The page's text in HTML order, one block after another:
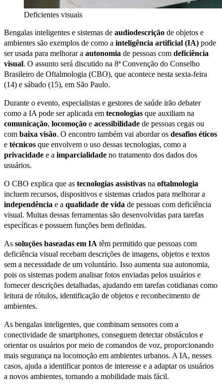
Deficientes visuais
Bengalas inteligentes e sistemas de audiodescrição de objetos e
ambientes são exemplos de como a inteligência artificial (IA) pode
ser usada para melhorar a autonomia de pessoas com deficiência
visual. O assunto será discutido na 8ª Convenção do Conselho
Brasileiro de Oftalmologia (CBO), que acontece nesta sexta-feira
(14) e sábado (15), em São Paulo.
Durante o evento, especialistas e gestores de saúde irão debater
como a IA pode ser aplicada em tecnologias que auxiliam na
comunicação, locomoção e acessibilidade de pessoas cegas ou
com baixa visão. O encontro também vai abordar os desafios éticos
e técnicos que envolvem o uso dessas tecnologias, como a
privacidade e a imparcialidade no tratamento dos dados dos
usuários.
O CBO explica que as tecnologias assistivas na oftalmologia
incluem recursos, dispositivos e sistemas criados para melhorar a
independência e a qualidade de vida de pessoas com deficiência
visual. Muitas dessas ferramentas são desenvolvidas para tarefas
específicas e possuem funções bem definidas.
As soluções baseadas em IA têm permitido que pessoas com
deficiência visual recebam descrições de imagens, objetos e textos
sem a necessidade de um voluntário. Isso aumenta sua autonomia,
pois os sistemas podem analisar fotos enviadas pelos usuários e
fornecer descrições detalhadas, ajudando em tarefas cotidianas como
leitura de rótulos, identificação de objetos e reconhecimento de
ambientes.
As bengalas inteligentes, que combinam sensores com a
conectividade de smartphones, conseguem detectar obstáculos e
orientar os usuários por meio de comandos de voz, proporcionando
mais segurança na locomoção em ambientes urbanos. A IA, nesses
casos, ajuda a identificar pontos de interesse e a adaptar os usuários
a novos ambientes, tornando a mobilidade mais fácil.